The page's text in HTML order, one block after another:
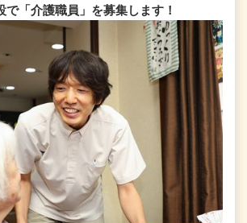
で「介護職員」を募集します！